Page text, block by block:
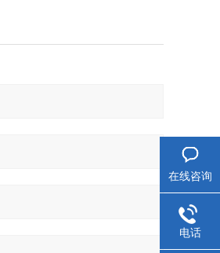
在线咨询
电话